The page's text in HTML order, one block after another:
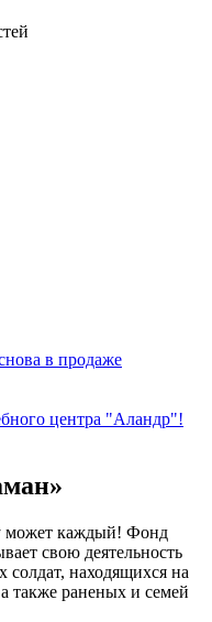
в продаже
центра "Аландр"!
может каждый! Фонд
свою деятельность
солдат, находящихся на
также раненых и семей